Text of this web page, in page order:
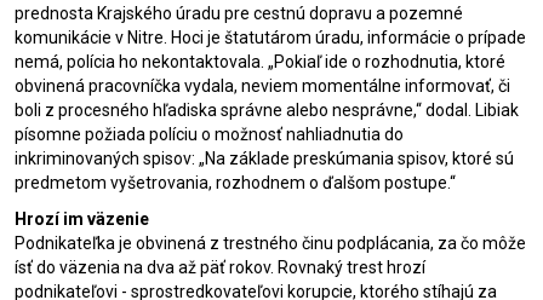
prednosta Krajského úradu pre cestnú dopravu a pozemné
komunikácie v Nitre. Hoci je štatutárom úradu, informácie o prípade
nemá, polícia ho nekontaktovala. „Pokiaľ ide o rozhodnutia, ktoré
obvinená pracovníčka vydala, neviem momentálne informovať, či
boli z procesného hľadiska správne alebo nesprávne,“ dodal. Libiak
písomne požiada políciu o možnosť nahliadnutia do
inkriminovaných spisov: „Na základe preskúmania spisov, ktoré sú
predmetom vyšetrovania, rozhodnem o ďalšom postupe.“
Hrozí im väzenie
Podnikateľka je obvinená z trestného činu podplácania, za čo môže
ísť do väzenia na dva až päť rokov. Rovnaký trest hrozí
podnikateľovi - sprostredkovateľovi korupcie, ktorého stíhajú za